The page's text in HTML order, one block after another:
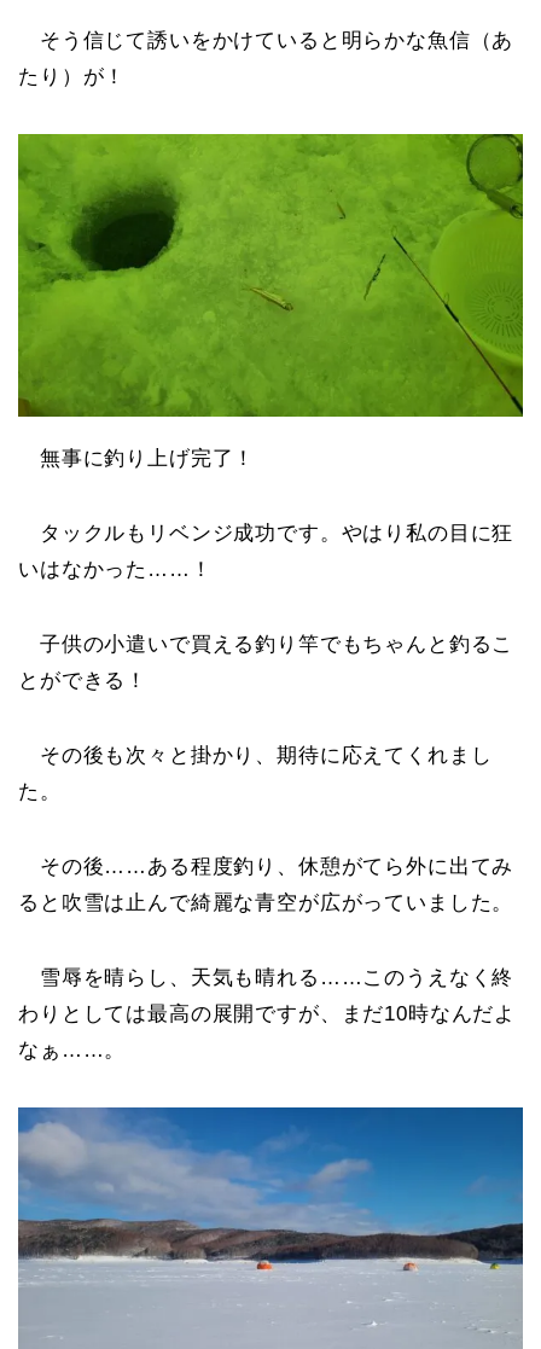
そう信じて誘いをかけていると明らかな魚信（あ
たり）が！
無事に釣り上げ完了！
タックルもリベンジ成功です。やはり私の目に狂
いはなかった……！
子供の小遣いで買える釣り竿でもちゃんと釣るこ
とができる！
その後も次々と掛かり、期待に応えてくれまし
た。
その後……ある程度釣り、休憩がてら外に出てみ
ると吹雪は止んで綺麗な青空が広がっていました。
雪辱を晴らし、天気も晴れる……このうえなく終
わりとしては最高の展開ですが、まだ10時なんだよ
なぁ……。